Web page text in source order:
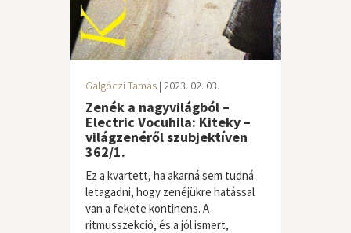
Galgóczi Tamás | 2023. 02. 03.
Zenék a nagyvilágból –
Electric Vocuhila: Kiteky –
világzenéről szubjektíven
362/1.
Ez a kvartett, ha akarná sem tudná
letagadni, hogy zenéjükre hatással
van a fekete kontinens. A
ritmusszekció, és a jól ismert,